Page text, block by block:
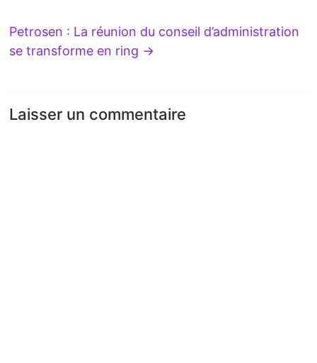
Petrosen : La réunion du conseil d’administration
se transforme en ring →
Laisser un commentaire